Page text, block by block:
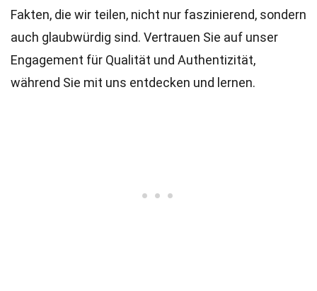
Fakten, die wir teilen, nicht nur faszinierend, sondern
auch glaubwürdig sind. Vertrauen Sie auf unser
Engagement für Qualität und Authentizität,
während Sie mit uns entdecken und lernen.